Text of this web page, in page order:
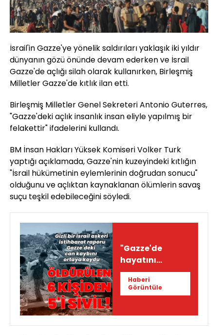
İsrail'in Gazze'ye yönelik saldırıları yaklaşık iki yıldır
dünyanın gözü önünde devam ederken ve İsrail
Gazze'de açlığı silah olarak kullanırken, Birleşmiş
Milletler Gazze'de kıtlık ilan etti.
Birleşmiş Milletler Genel Sekreteri Antonio Guterres,
"Gazze'deki açlık insanlık insan eliyle yapılmış bir
felakettir" ifadelerini kullandı.
BM İnsan Hakları Yüksek Komiseri Volker Turk
yaptığı açıklamada, Gazze'nin kuzeyindeki kıtlığın
"İsrail hükümetinin eylemlerinin doğrudan sonucu"
olduğunu ve açlıktan kaynaklanan ölümlerin savaş
suçu teşkil edebileceğini söyledi.
"Gazze'de
hayatını
kaybedenlerin
yüzde 83'ü sivil"
Haberi
Görüntüle